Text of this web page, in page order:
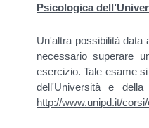
Psicologica
Un'altra possibilità data
necessario superare
esercizio. Tale esame
dell'Università e
http://www.unipd.it/